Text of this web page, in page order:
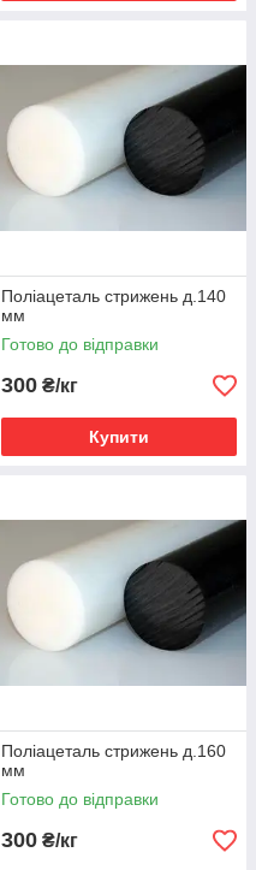
Поліацеталь стрижень д.140
мм
Готово до відправки
300 ₴/кг
Купити
Поліацеталь стрижень д.160
мм
Готово до відправки
300 ₴/кг